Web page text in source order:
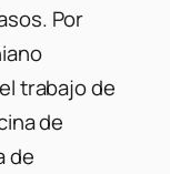
Por
trabajo de
de
de